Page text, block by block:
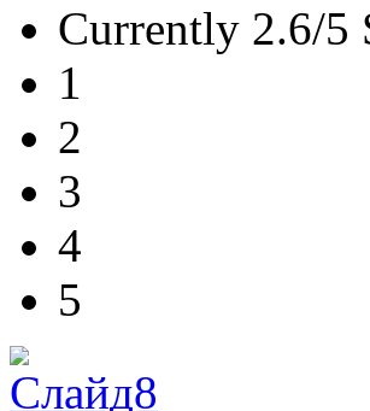
Currently 2.6/5
1
2
3
4
5